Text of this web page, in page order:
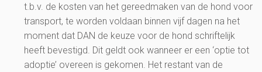
t.b.v. de kosten van het gereedmaken van de hond voor
transport, te worden voldaan binnen vijf dagen na het
moment dat DAN de keuze voor de hond schriftelijk
heeft bevestigd. Dit geldt ook wanneer er een ‘optie tot
adoptie’ overeen is gekomen. Het restant van de